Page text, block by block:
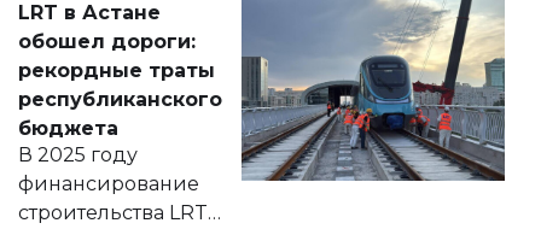
документ
появился в базе
нормативных
правовых актов и
на сайте маслихат
города.
LRT в Астане
обошел дороги:
рекордные траты
республиканского
бюджета
В 2025 году
финансирование
строительства LRT